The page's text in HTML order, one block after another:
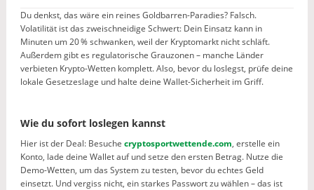
Du denkst, das wäre ein reines Goldbarren-Paradies? Falsch.
Volatilität ist das zweischneidige Schwert: Dein Einsatz kann in
Minuten um 20 % schwanken, weil der Kryptomarkt nicht schläft.
Außerdem gibt es regulatorische Grauzonen – manche Länder
verbieten Krypto-Wetten komplett. Also, bevor du loslegst, prüfe deine
lokale Gesetzeslage und halte deine Wallet-Sicherheit im Griff.
Wie du sofort loslegen kannst
Hier ist der Deal: Besuche cryptosportwettende.com, erstelle ein
Konto, lade deine Wallet auf und setze den ersten Betrag. Nutze die
Demo-Wetten, um das System zu testen, bevor du echtes Geld
einsetzt. Und vergiss nicht, ein starkes Passwort zu wählen – das ist